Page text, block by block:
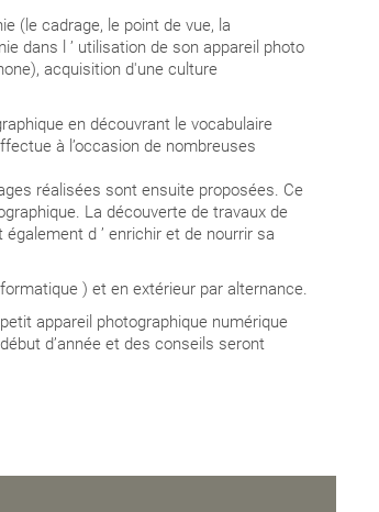
(le cadrage, le point de vue, la
dans l ʼ utilisation de son appareil photo
acquisition d'une culture
en découvrant le vocabulaire
à l’occasion de nombreuses
réalisées sont ensuite proposées. Ce
La découverte de travaux de
d ʼ enrichir et de nourrir sa
) et en extérieur par alternance.
appareil photographique numérique
d’année et des conseils seront